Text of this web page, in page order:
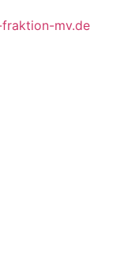
mv.de